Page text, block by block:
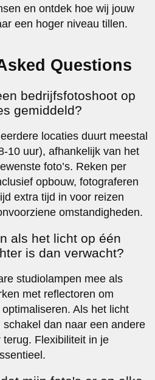
en ontdek hoe wij jouw
een hoger niveau tillen.
Questions
bedrijfsfotoshoot op
gemiddeld?
locaties duurt meestal
10 uur), afhankelijk van het
foto’s. Reken per
opbouw, fotograferen
extra tijd in voor reizen
omstandigheden.
als het licht op één
is dan verwacht?
studiolampen mee als
met reflectoren om
Als het licht
dan naar een andere
Flexibiliteit in je